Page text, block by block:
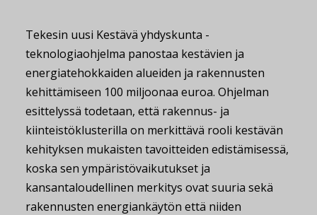
Tekesin uusi Kestävä yhdyskunta -
teknologiaohjelma panostaa kestävien ja
energiatehokkaiden alueiden ja rakennusten
kehittämiseen 100 miljoonaa euroa. Ohjelman
esittelyssä todetaan, että rakennus- ja
kiinteistöklusterilla on merkittävä rooli kestävän
kehityksen mukaisten tavoitteiden edistämisessä,
koska sen ympäristövaikutukset ja
kansantaloudellinen merkitys ovat suuria sekä
rakennusten energiankäytön että niiden